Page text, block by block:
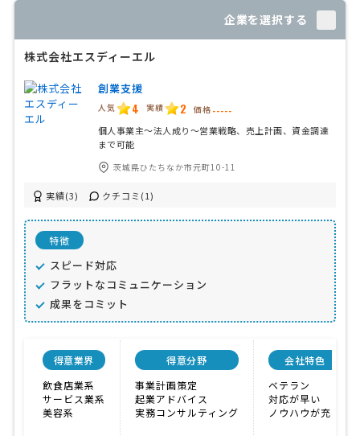
企業を選択する
株式会社エスディーエル
創業支援
人気 4 実績 2 価格 -----
個人事業主〜法人成り〜営業戦略、売上計画、資金調達
まで可能
茨城県ひたちなか市元町10-11
実績(3) クチコミ(1)
特徴
スピード対応
フラットなコミュニケーション
成果をコミット
得意業界
飲食店業系
サービス業系
美容系
得意分野
事業計画策定
起業アドバイス
実務コンサルティング
会社特色
ベテラン
対応が早い
ノウハウが充実